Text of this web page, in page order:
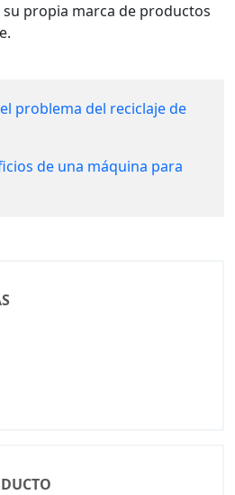
propia marca de productos
problema del reciclaje de
de una máquina para